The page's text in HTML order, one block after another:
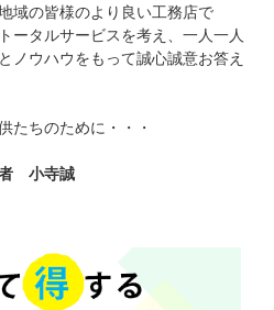
域の皆様のより良い工務店で
ータルサービスを考え、一人一人
ノウハウをもって誠心誠意お答え
たちのために・・・
者 小寺誠